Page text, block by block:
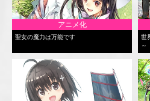
アニメ化
聖女の魔力は万能です
世
～